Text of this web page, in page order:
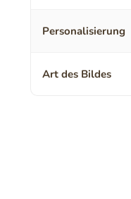
Personalisierung
Art des Bildes